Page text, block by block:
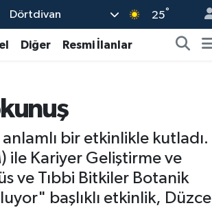
Dörtdivan 25°
Diğer Resmi İlanlar
anlamlı bir etkinlikle kutladı.
ile Kariyer Geliştirme ve
ve Tıbbi Bitkiler Botanik
başlıklı etkinlik, Düzce